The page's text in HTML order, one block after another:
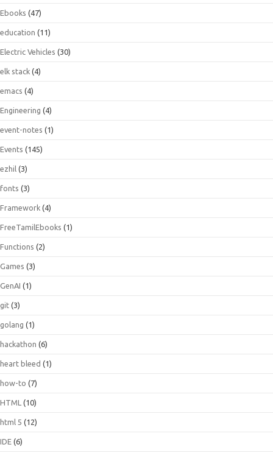
Ebooks (47)
education (11)
Electric Vehicles (30)
elk stack (4)
emacs (4)
Engineering (4)
event-notes (1)
Events (145)
ezhil (3)
fonts (3)
Framework (4)
FreeTamilEbooks (1)
Functions (2)
Games (3)
GenAI (1)
git (3)
golang (1)
hackathon (6)
heart bleed (1)
how-to (7)
HTML (10)
html 5 (12)
IDE (6)